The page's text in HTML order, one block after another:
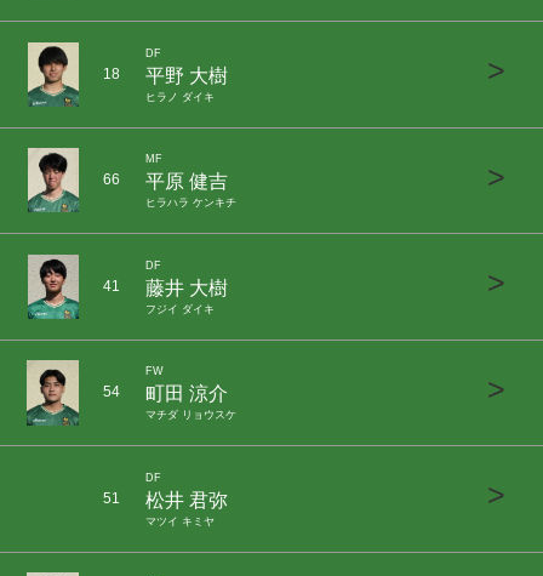
18
DF
平野 大樹
ヒラノ ダイキ
>
66
MF
平原 健吉
ヒラハラ ケンキチ
>
41
DF
藤井 大樹
フジイ ダイキ
>
54
FW
町田 涼介
マチダ リョウスケ
>
51
DF
松井 君弥
マツイ キミヤ
>